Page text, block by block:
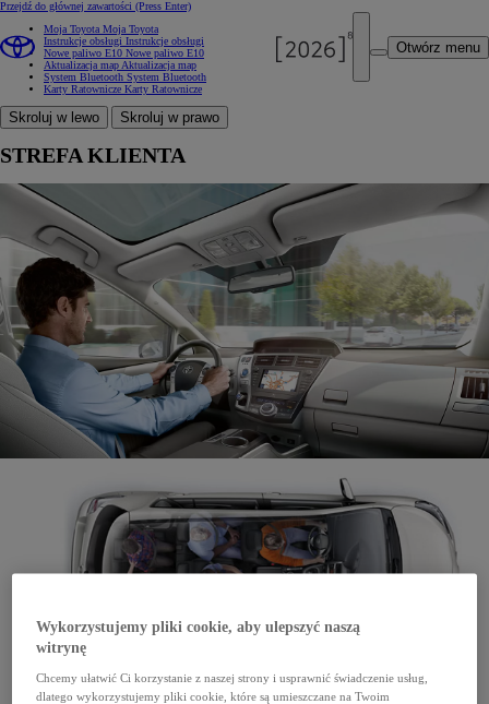
Przejdź do głównej zawartości (Press Enter)
Otwórz menu
Moja Toyota Moja Toyota
Instrukcje obsługi Instrukcje obsługi
Nowe paliwo E10 Nowe paliwo E10
Aktualizacja map Aktualizacja map
System Bluetooth System Bluetooth
Karty Ratownicze Karty Ratownicze
Skroluj w lewo Skroluj w prawo
STREFA KLIENTA
Moja Toyota
Wykorzystujemy pliki cookie, aby ulepszyć naszą
witrynę
Chcemy ułatwić Ci korzystanie z naszej strony i usprawnić świadczenie usług,
dlatego wykorzystujemy pliki cookie, które są umieszczane na Twoim